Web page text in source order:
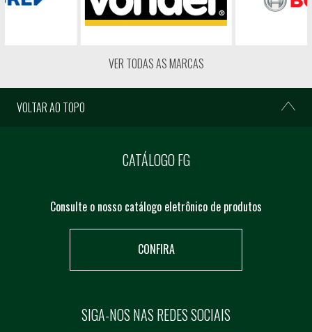
VER TODAS AS MARCAS
VOLTAR AO TOPO
CATÁLOGO FG
Consulte o nosso catálogo eletrônico de produtos
CONFIRA
SIGA-NOS NAS REDES SOCIAIS